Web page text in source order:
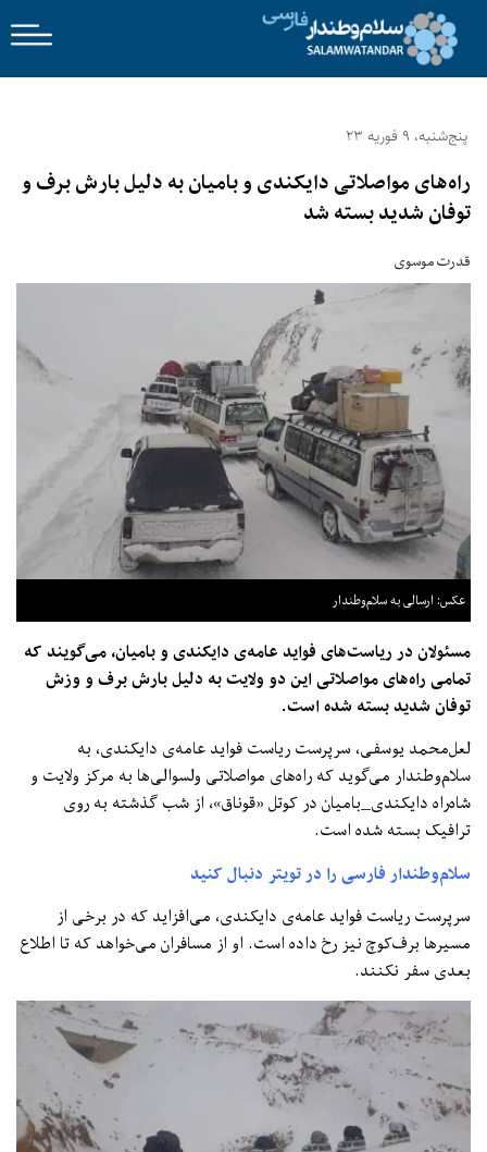
پنج‌شنبه، 9 فوریه 23
راه‌های مواصلاتی دایکندی و بامیان به دلیل بارش برف و
توفان شدید بسته شد
قدرت‌ موسوی
عکس: ارسالی به سلام‌وطندار
مسئولان در ریاست‌های فواید عامه‌ی دایکندی و بامیان، می‌گویند که
تمامی راه‌های مواصلاتی این دو ولایت به‌ دلیل بارش برف و وزش
توفان شدید بسته شده است.
لعل‌محمد یوسفی، سرپرست ریاست فواید عامه‌ی دایکندی، به
سلام‌وطندار می‌گوید که راه‌های مواصلاتی ولسوالی‌ها به مرکز ولایت و
شاه‌راه دایکندی_بامیان در کوتل «قوناق»، از شب گذشته به روی
ترافیک بسته شده است.
سلام‌وطندار فارسی را در تویتر دنبال کنید
سرپرست ریاست فواید عامه‌ی دایکندی، می‌‌افزاید که در برخی از
مسیرها برف‌کوچ نیز رخ داده است. او از مسافران می‌خواهد که تا اطلاع
بعدی سفر نکنند.